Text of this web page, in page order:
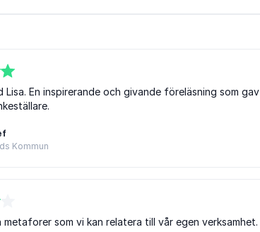
En inspirerande och givande föreläsning som gav
Kommun
som vi kan relatera till vår egen verksamhet.